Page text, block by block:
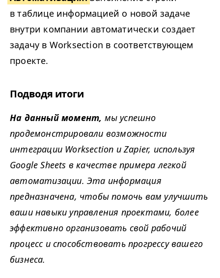
в таблице информацией о новой задаче
внутри компании автоматически создает
задачу в Work­sec­tion в соответствующем
проекте.
Подводя итоги
На данный момент, мы успешно
продемонстрировали возможности
интеграции Work­sec­tion и Zapi­er, используя
Google Sheets в качестве примера легкой
автоматизации. Эта информация
предназначена, чтобы помочь вам улучшить
ваши навыки управления проектами, более
эффективно организовать свой рабочий
процесс и способствовать прогрессу вашего
бизнеса.